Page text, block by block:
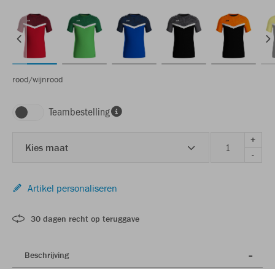
rood/wijnrood
Teambestelling
Kies maat
+
-
Artikel personaliseren
30 dagen recht op teruggave
Beschrijving